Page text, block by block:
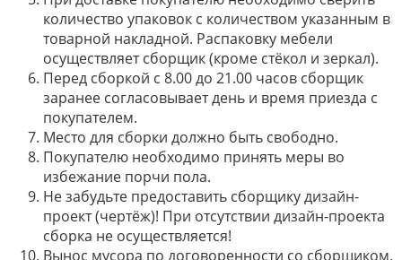
количество упаковок с количеством указанным в
товарной накладной. Распаковку мебели
осуществляет сборщик (кроме стёкол и зеркал).
Перед сборкой с 8.00 до 21.00 часов сборщик
заранее согласовывает день и время приезда с
покупателем.
Место для сборки должно быть свободно.
Покупателю необходимо принять меры во
избежание порчи пола.
Не забудьте предоставить сборщику дизайн-
проект (чертёж)! При отсутствии дизайн-проекта
сборка не осуществляется!
Вынос мусора по договоренности со сборщиком.